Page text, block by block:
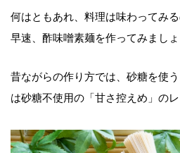
何はともあれ、料理は味わってみ
早速、酢味噌素麺を作ってみましょ
昔ながらの作り方では、砂糖を使
は砂糖不使用の「甘さ控えめ」の